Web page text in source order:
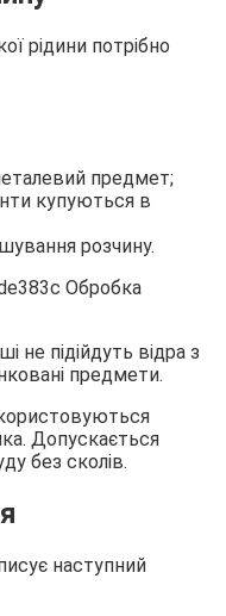
рідини потрібно
предмет;
купуються в
розчину.
не підійдуть відра з
предмети.
Допускається
без сколів.
наступний